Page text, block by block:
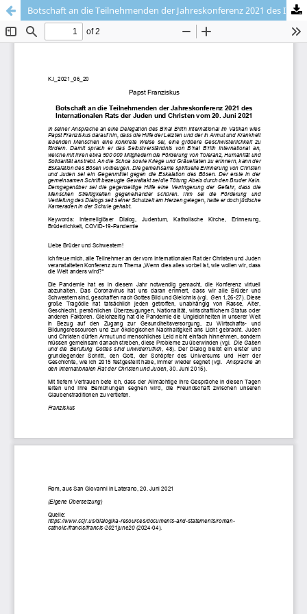
Botschaft an die Teilnehmenden der Jahreskonferenz 2021 des Internationalen Rats der Juden und Christen vom 20. Juni 2021